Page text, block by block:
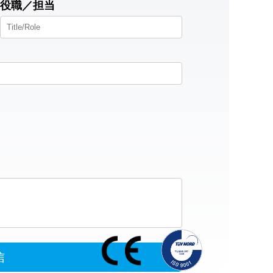
役職／担当